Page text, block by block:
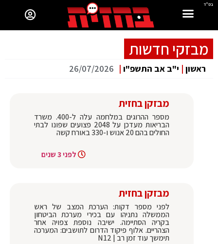
בס"ד
מבזקי חדשות
ראשון | י"ב אב התשפ"ו |
26/07/2026
מבזקן בחזית
מספר ההרוגים במלחמה עלה ל-400. משרד
הבריאות מעדכן על 2048 פצועים שפונו לבתי
החולים בהם 20 אנוש ו-330 באורח קשה
לפני 3 שנים
מבזקן בחזית
לפני מספר דקות: הערכת המצב של ראש
הממשלה נתניהו עם בכירי מערכת הביטחון
בקריה הסתיימה. ישיבה נוספת צפויה אחר
הצהריים. אלוף פיקוד הדרום לתושבים: המערכה
תימשך עוד זמן רב | N12